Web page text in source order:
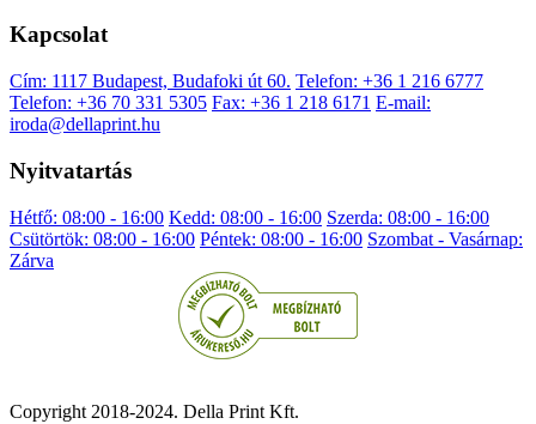
Kapcsolat
Cím: 1117 Budapest, Budafoki út 60. Telefon: +36 1 216 6777
Telefon: +36 70 331 5305 Fax: +36 1 218 6171 E-mail:
iroda@dellaprint.hu
Nyitvatartás
Hétfő: 08:00 - 16:00 Kedd: 08:00 - 16:00 Szerda: 08:00 - 16:00
Csütörtök: 08:00 - 16:00 Péntek: 08:00 - 16:00 Szombat - Vasárnap:
Zárva
Copyright 2018-2024. Della Print Kft.